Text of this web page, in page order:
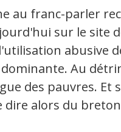
au franc-parler
sur le site
abusive
dominante. Au
des pauvres. Et
dire alors du